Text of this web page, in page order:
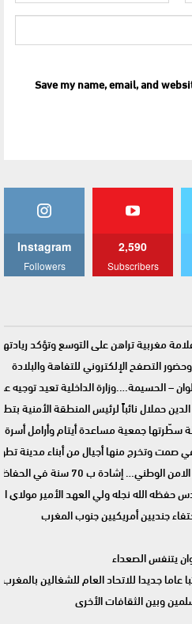
Save my name, email, and
2,590
Subscribers
Instagram
Followers
مغربية تراهن على التوسع وتؤكد
التصفح الإلكتروني للتفاهة والبلادة
الحسيمة….وزارة الداخلية تعيد توجيه
حملال نائباً لرئيس المنطقة الأمنية
سطّرتها جمعية مساعدة أيتام وأرامل
صمت وتخرج منها أجيال من أبناء مدينة
على استقرار الوطن وضمان أمن المواطنين
حفظه الله نجله ولي العهد الأمير
جنديين أمريكيين جنوب المغرب
يتنفس الصعداء
جديدا للاتحاد العام للشغالين بالمغرب
وبين الثقافات الأخرى